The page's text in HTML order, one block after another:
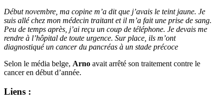
Début novembre, ma copine m’a dit que j’avais le teint jaune. Je
suis allé chez mon médecin traitant et il m’a fait une prise de sang.
Peu de temps après, j’ai reçu un coup de téléphone. Je devais me
rendre à l’hôpital de toute urgence. Sur place, ils m’ont
diagnostiqué un cancer du pancréas à un stade précoce
Selon le média belge, Arno avait arrêté son traitement contre le
cancer en début d’année.
Liens :